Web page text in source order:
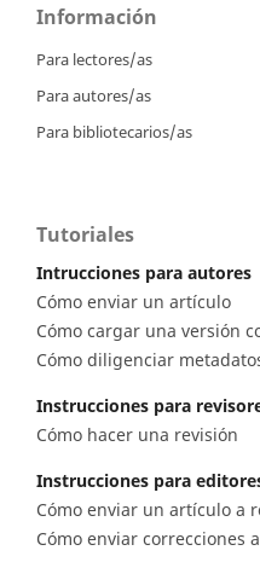
Información
Para lectores/as
Para autores/as
Para bibliotecarios/as
Tutoriales
Intrucciones para autores
Cómo enviar un artículo
Cómo cargar una versión
Cómo diligenciar
Instrucciones para
Cómo hacer una revisión
Instrucciones para
Cómo enviar un artículo a
Cómo enviar correcciones